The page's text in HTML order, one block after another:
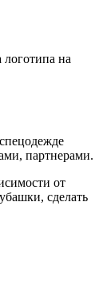
на
партнерами.
от
сделать